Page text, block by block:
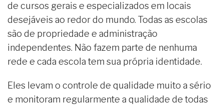
de cursos gerais e especializados em locais
desejáveis ao redor do mundo. Todas as escolas
são de propriedade e administração
independentes. Não fazem parte de nenhuma
rede e cada escola tem sua própria identidade.
Eles levam o controle de qualidade muito a sério
e monitoram regularmente a qualidade de todas